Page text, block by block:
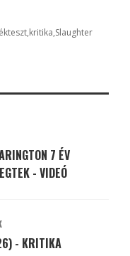
kritika Slaughter
7 ÉV
- VIDEÓ
- KRITIKA